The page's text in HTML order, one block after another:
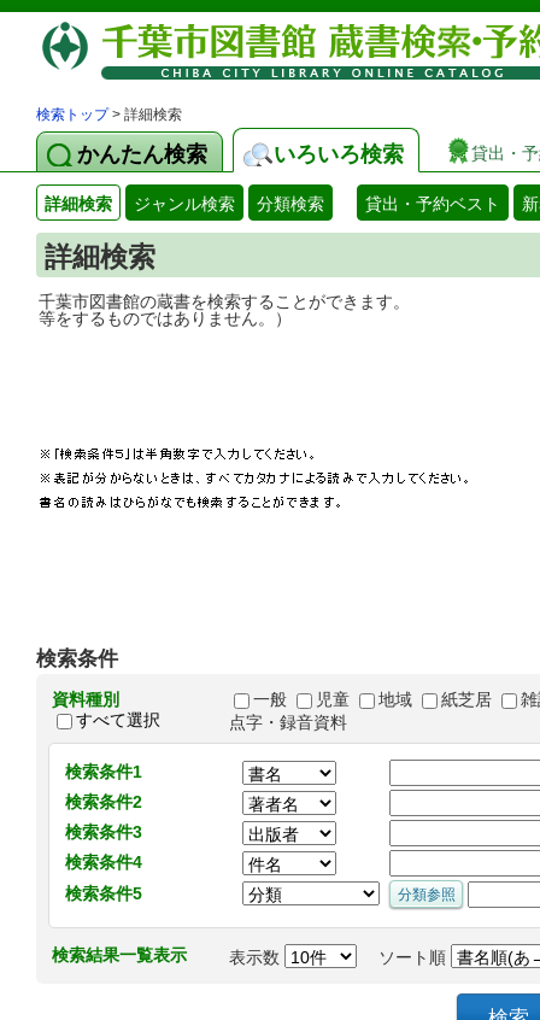
検索トップ> 詳細検索
かんたん検索 いろいろ検索 貸出・
詳細検索 ジャンル検索 分類検索 貸出・予約ベスト
詳細検索
千葉市図書館の蔵書を検索することがで
等をするものではありません。）
検索条件
資料種別
すべて選択
一般 児童 地域 紙芝居
点字・録音資料
検索条件1
検索条件2
検索条件3
検索条件4
検索条件5
検索結果一覧表示 表示数 ソート順